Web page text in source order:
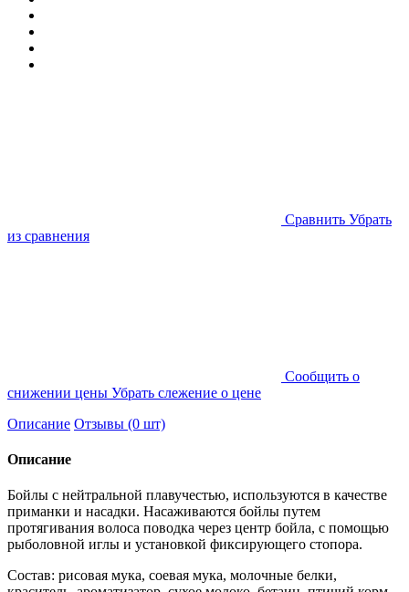
Cравнить Убрать
из сравнения
Cообщить о
снижении цены Убрать слежение о цене
Описание Отзывы (0 шт)
Описание
Бойлы с нейтральной плавучестью, используются в качестве
приманки и насадки. Насаживаются бойлы путем
протягивания волоса поводка через центр бойла, с помощью
рыболовной иглы и установкой фиксирующего стопора.
Состав: рисовая мука, соевая мука, молочные белки,